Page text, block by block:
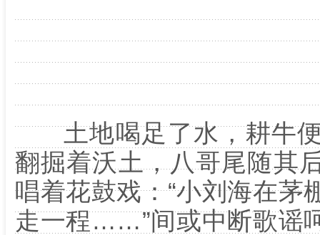
土地喝足了水，耕牛便
翻掘着沃土，八哥尾随其
唱着花鼓戏：“小刘海在茅
走一程……”间或中断歌谣